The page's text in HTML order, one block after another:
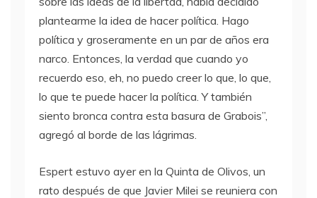
plantearme la idea de hacer política. Hago
política y groseramente en un par de años era
narco. Entonces, la verdad que cuando yo
recuerdo eso, eh, no puedo creer lo que, lo que,
lo que te puede hacer la política. Y también
siento bronca contra esta basura de Grabois”,
agregó al borde de las lágrimas.
Espert estuvo ayer en la Quinta de Olivos, un
rato después de que Javier Milei se reuniera con